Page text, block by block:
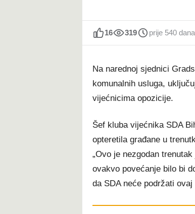
16 319 prije 540 dana
Na narednoj sjednici
komunalnih usluga,
vijećnicima opozicije.
Šef kluba vijećnika SDA
opteretila građane u
„Ovo je nezgodan
ovakvo povećanje bilo bi
da SDA neće podržati ovaj